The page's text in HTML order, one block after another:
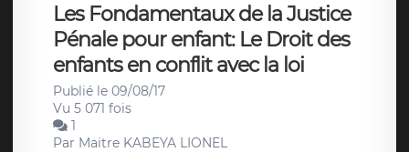
Les Fondamentaux de la Justice
Pénale pour enfant: Le Droit des
enfants en conflit avec la loi
Publié le 09/08/17
Vu 5 071 fois
1
Par Maitre KABEYA LIONEL